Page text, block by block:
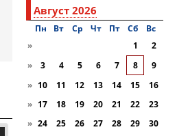
Август 2026
Пн Вт Ср Чт Пт Сб
Вc
»
1
2
»
3 4 5 6 7 8
9
» 10 11 12 13 14 15
16
» 17 18 19 20 21 22
23
» 24 25 26 27 28 29
30